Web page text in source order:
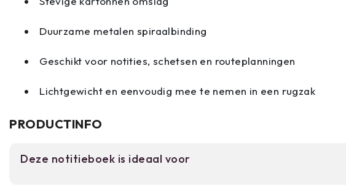
Duurzame metalen spiraalbinding
Geschikt voor notities, schetsen en routeplanningen
Lichtgewicht en eenvoudig mee te nemen in een rugzak
PRODUCTINFO
Deze notitieboek is ideaal voor